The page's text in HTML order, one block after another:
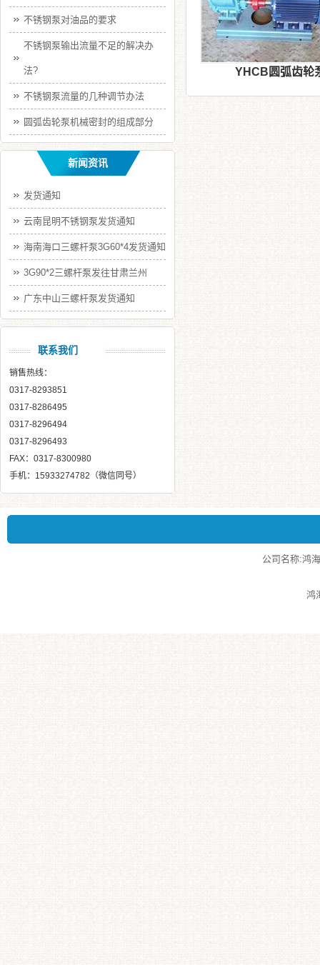
YHCB圆弧齿轮
不锈钢泵对油品的要求
不锈钢泵输出流量不足的解决办
法?
不锈钢泵流量的几种调节办法
圆弧齿轮泵机械密封的组成部分
新闻资讯
发货通知
云南昆明不锈钢泵发货通知
海南海口三螺杆泵3G60*4发货通知
3G90*2三螺杆泵发往甘肃兰州
广东中山三螺杆泵发货通知
联系我们
销售热线：
0317-8293851
0317-8286495
0317-8296494
0317-8296493
FAX：0317-8300980
手机：15933274782（微信同号）
公司名称:鸿
鸿